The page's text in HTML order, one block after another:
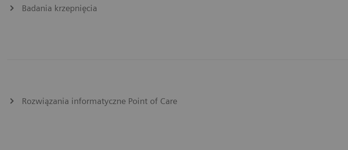
Badania krzepnięcia
Rozwiązania informatyczne Point of Care